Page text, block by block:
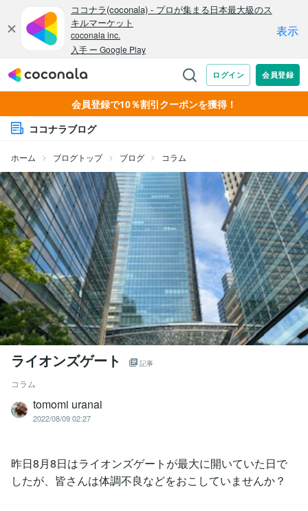
会員登録で10％割引クーポンを獲得！
ココナラブログ
ホーム ブログトップ ブログ コラム
ライオンズゲート 記事
コラム
tomomi uranai
2022/08/09 02:27
昨日8月8日はライオンズゲートが最大に開いていた日で
したが、皆さんは体調不良などをおこしていませんか？